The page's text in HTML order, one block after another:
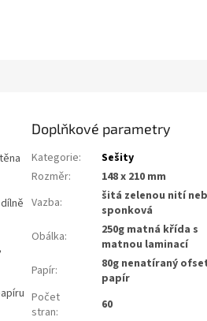
Doplňkové parametry
Kategorie:
Sešity
Rozměr:
148 x 210 mm
Vazba:
šitá zelenou nití
sponková
Obálka:
250g matná křída s
matnou laminací
Papír:
80g nenatíraný
papír
Počet
stran:
60